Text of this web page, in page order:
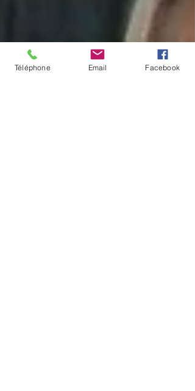
Téléphone Email Facebook